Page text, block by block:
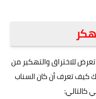
للاختراق والتهكير من
كيف تعرف أن كان السناب